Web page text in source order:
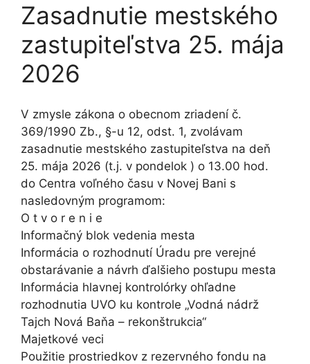
Zasadnutie mestského
zastupiteľstva 25. mája
2026
V zmysle zákona o obecnom zriadení č.
369/1990 Zb., §-u 12, odst. 1, zvolávam
zasadnutie mestského zastupiteľstva na deň
25. mája 2026 (t.j. v pondelok ) o 13.00 hod.
do Centra voľného času v Novej Bani s
nasledovným programom:
O t v o r e n i e
Informačný blok vedenia mesta
Informácia o rozhodnutí Úradu pre verejné
obstarávanie a návrh ďalšieho postupu mesta
Informácia hlavnej kontrolórky ohľadne
rozhodnutia UVO ku kontrole „Vodná nádrž
Tajch Nová Baňa – rekonštrukcia“
Majetkové veci
Použitie prostriedkov z rezervného fondu na